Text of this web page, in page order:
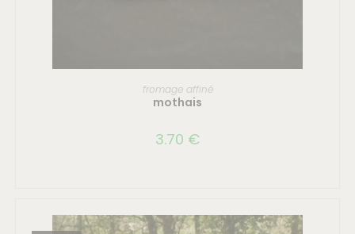
CHOIX DES OPTIONS
fromage affiné
mothais
3.70 €